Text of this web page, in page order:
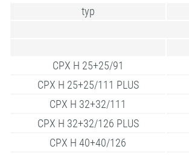
typ
CPX H 25+25/91
CPX H 25+25/111 PLUS
CPX H 32+32/111
CPX H 32+32/126 PLUS
CPX H 40+40/126